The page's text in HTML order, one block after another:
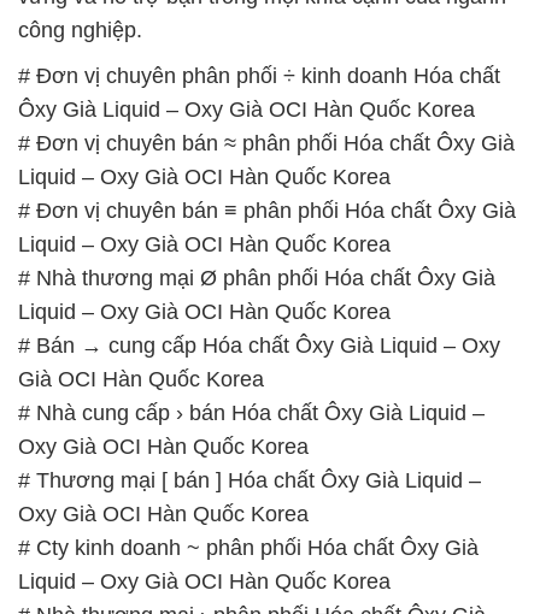
ĐẮC TRƯỜNG PHÁT
🌐
🌐 Website: https://hoachatviet.net/
📞 Hotline:
– 0933.920.505 – 028.3504.5555
– 028.3756.1835 – 028.3756.1840 –
028.3756.1841- 028.3756.1842
– 0932.660.696 – 0901.326.566 – 0906.387.866 –
0902.765.866
📧 Email: hoachat@dactruongphat.vn
GIỜ LÀM VIỆC TẠI CÔNG TY HÓA CHẤT ĐẮC
TRƯỜNG PHÁT
Thời gian làm việc
tại Hóa Chất Đắc Trường Phát
được tổ chức như sau:
Thứ 2 đến thứ 6: Buổi sáng: từ 8h đến 11h – Buổi
chiều: từ 12h30 đến 17h